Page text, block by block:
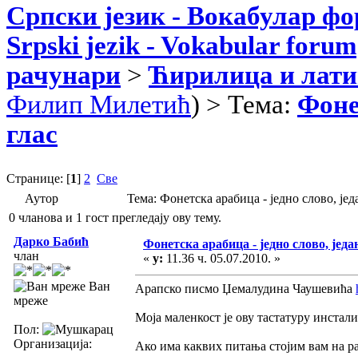
Српски језик - Вокабулар
Srpski jezik - Vokabular forum
рачунари >Ћирилица и
Филип Милетић) > Тема:
глас
Странице: [1] 2 Све
Аутор
Тема: Фонетска арабица - једно слово,
0 чланова и 1 гост прегледају ову тему.
Дарко Бабић
члан
Ван
мреже
Пол:
Организација:
Фонетска арабица - једно слово,
« у: 11.36 ч. 05.07.2010. »
Арапско писмо Џемалудина Чаушевића
Моја маленкост је ову тастатуру
Ако има каквих питања стојим вам на